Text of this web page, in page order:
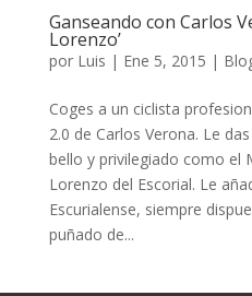
Ganseando con Carlos
Lorenzo’
por Luis | Ene 5, 2015 |
Coges a un ciclista
2.0 de Carlos Verona. Le
bello y privilegiado como el
Lorenzo del Escorial. Le
Escurialense, siempre
puñado de...